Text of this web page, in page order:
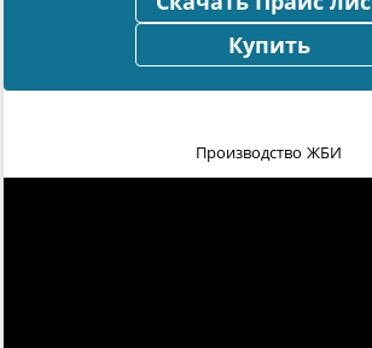
Купить
Производство ЖБИ